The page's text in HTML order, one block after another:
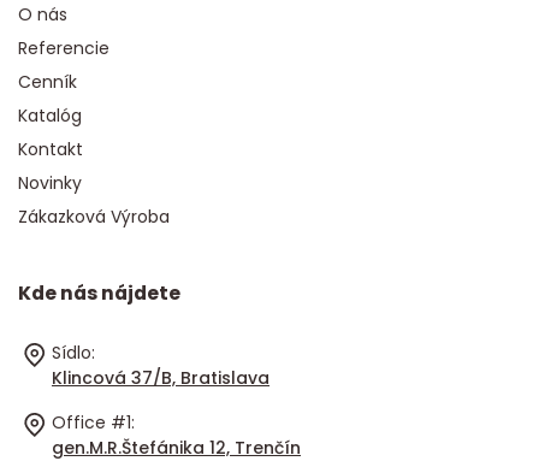
O nás
Referencie
Cenník
Katalóg
Kontakt
Novinky
Zákazková Výroba
Kde nás nájdete
Sídlo:
Klincová 37/B, Bratislava
Office #1:
gen.M.R.Štefánika 12, Trenčín